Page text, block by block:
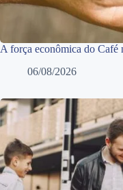
A força econômica do Café
06/08/2026